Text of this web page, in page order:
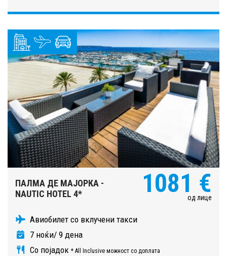
ПАЛМА ДЕ МАЈОРКА -
NAUTIC HOTEL 4*
1081 €
од лице
Авиобилет со вклучени такси
7 ноќи/ 9 дена
Со појадок * All Inclusive можност со доплата